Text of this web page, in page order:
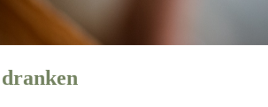
dranken